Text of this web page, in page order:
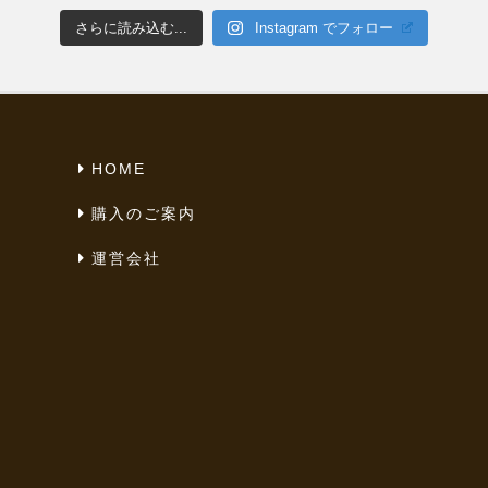
さらに読み込む... Instagram でフォロー
HOME
購入のご案内
運営会社